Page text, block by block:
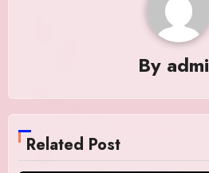
By
Related Post